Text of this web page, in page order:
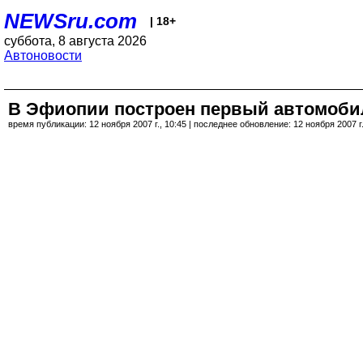
NEWSru.com | 18+
суббота, 8 августа 2026
Автоновости
В Эфиопии построен первый
время публикации: 12 ноября 2007 г., 10:45 | последнее обновление: 12 ноября 2007